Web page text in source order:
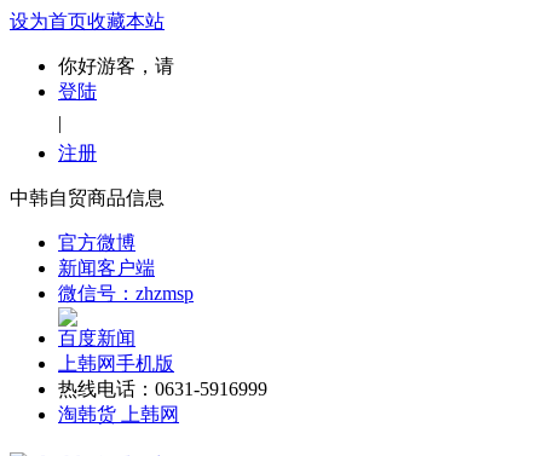
设为首页收藏本站
你好游客，请
登陆
|
注册
中韩自贸商品信息
官方微博
新闻客户端
微信号：zhzmsp
百度新闻
上韩网手机版
热线电话：0631-5916999
淘韩货 上韩网